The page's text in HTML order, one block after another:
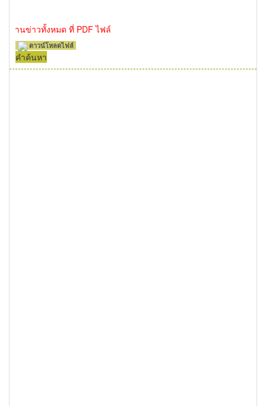
อ่านข่าวทั้งหมด ที่ PDF ไฟล์
ดาวน์โหลดไฟล์
คำค้นหา